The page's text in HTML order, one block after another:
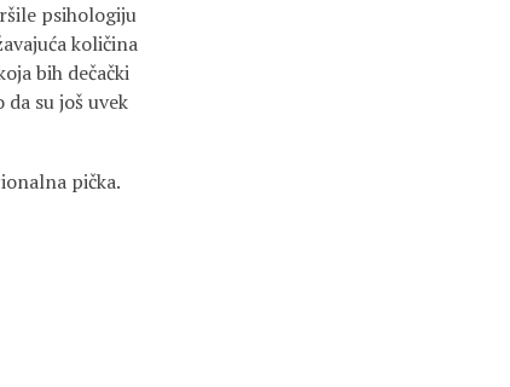
psihologiju
količina
bih dečački
su još uvek
pička.